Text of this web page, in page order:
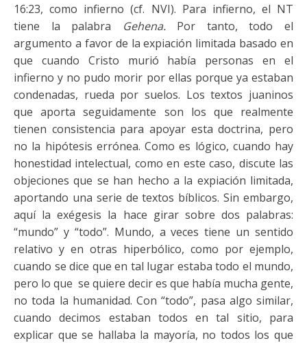
16:23, como infierno (cf. NVI). Para infierno, el NT
tiene la palabra
Gehena.Por tanto, todo el
argumento a favor de la expiación limitada basado en
que cuando Cristo murió había personas en el
infierno y no pudo morir por ellas porque ya estaban
condenadas, rueda por suelos. Los textos juaninos
que aporta seguidamente son los que realmente
tienen consistencia para apoyar esta doctrina, pero
no la hipótesis errónea. Como es lógico, cuando hay
honestidad intelectual, como en este caso, discute las
objeciones que se han hecho a la expiación limitada,
aportando una serie de textos bíblicos. Sin embargo,
aquí la exégesis la hace girar sobre dos palabras:
“mundo” y “todo”. Mundo, a veces tiene un sentido
relativo y en otras hiperbólico, como por ejemplo,
cuando se dice que en tal lugar estaba todo el mundo,
pero lo que se quiere decir es que había mucha gente,
no toda la humanidad. Con “todo”, pasa algo similar,
cuando decimos estaban todos en tal sitio, para
explicar que se hallaba la mayoría, no todos los que